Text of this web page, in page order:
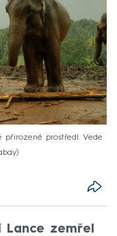
přirozené prostředí. Vede
Lance zemřel